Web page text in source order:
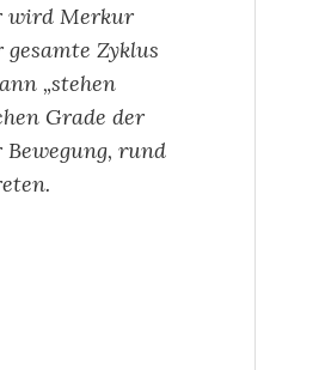
wird Merkur
Zyklus
„stehen
Grade der
rund